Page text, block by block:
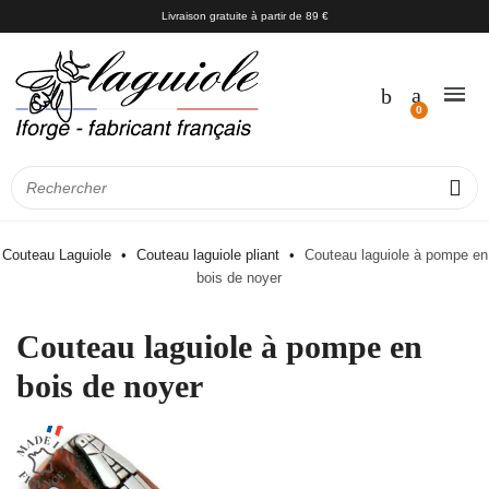
Livraison gratuite à partir de 89 €
Couteau Laguiole Couteau laguiole pliant
Couteau laguiole à pompe en
bois de noyer
Couteau laguiole à pompe en
bois de noyer